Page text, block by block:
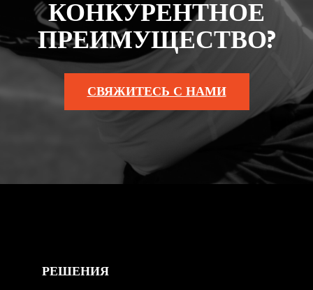
КОНКУРЕНТНОЕ
ПРЕИМУЩЕСТВО?
СВЯЖИТЕСЬ С НАМИ
РЕШЕНИЯ